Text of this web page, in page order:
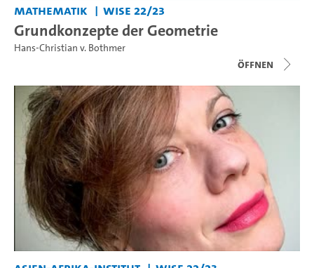
Mathematik WiSe 22/23
Grundkonzepte der Geometrie
Hans-Christian v. Bothmer
Öffnen